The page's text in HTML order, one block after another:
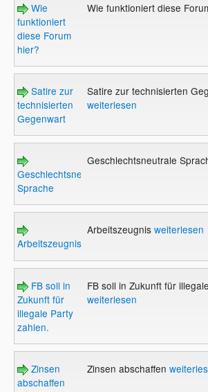
Wie
funktioniert
diese Forum
hier?
Wie funktioniert diese
Satire zur
technisierten
Gegenwart
Satire zur technisierten
weiterlesen
Geschlechtsneutrale
Sprache
Geschlechtsneutrale
Arbeitszeugnis
Arbeitszeugnis weiterlesen
FB soll in
Zukunft für
illegale Party
zahlen.
FB soll in Zukunft für
weiterlesen
Zinsen
abschaffen
Zinsen abschaffen